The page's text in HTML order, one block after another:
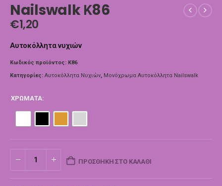
Nailswalk Κ86
€1,20
Αυτοκόλλητα νυχιών
Κωδικός προϊόντος: K86
Κατηγορίες: Αυτοκόλλητα Νυχιών, Μονόχρωμα Αυτοκόλλητα Nailswalk
ΧΡΏΜΑΤΑ
ΠΡΟΣΘΉΚΗ ΣΤΟ ΚΑΛΆΘΙ